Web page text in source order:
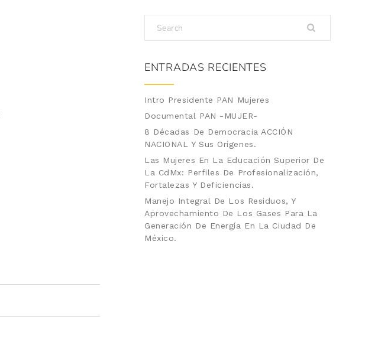
ENTRADAS RECIENTES
Intro Presidente PAN Mujeres
Documental PAN -MUJER-
8 Décadas De Democracia ACCIÓN
NACIONAL Y Sus Orígenes.
Las Mujeres En La Educación Superior De
La CdMx: Perfiles De Profesionalización,
Fortalezas Y Deficiencias.
Manejo Integral De Los Residuos, Y
Aprovechamiento De Los Gases Para La
Generación De Energía En La Ciudad De
México.